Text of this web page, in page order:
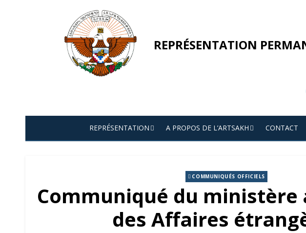
REPRÉSENTATION
REPRÉSENTATION A PROPOS DE L’ARTSAKH CONTACT
COMMUNIQUÉS OFFICIELS
Communiqué du
des Affaires